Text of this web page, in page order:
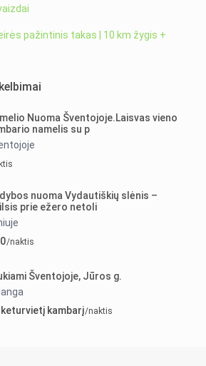
pažintinis takas | 10 km žygis +
Nuoma Šventojoje.Laisvas vieno
namelis su p
nuoma Vydautiškių slėnis –
prie ežero netoli
/naktis
Šventojoje, Jūros g.
keturvietį kambarį/naktis